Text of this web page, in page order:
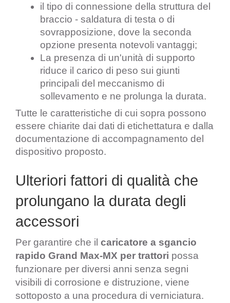
il tipo di connessione della struttura del
braccio - saldatura di testa o di
sovrapposizione, dove la seconda
opzione presenta notevoli vantaggi;
La presenza di un'unità di supporto
riduce il carico di peso sui giunti
principali del meccanismo di
sollevamento e ne prolunga la durata.
Tutte le caratteristiche di cui sopra possono
essere chiarite dai dati di etichettatura e dalla
documentazione di accompagnamento del
dispositivo proposto.
Ulteriori fattori di qualità che
prolungano la durata degli
accessori
Per garantire che il caricatore a sgancio
rapido Grand Max-MX per trattori possa
funzionare per diversi anni senza segni
visibili di corrosione e distruzione, viene
sottoposto a una procedura di verniciatura.